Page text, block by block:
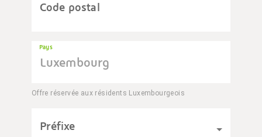
Code postal
Pays
Offre réservée aux résidents Luxembourgeois
Préfixe